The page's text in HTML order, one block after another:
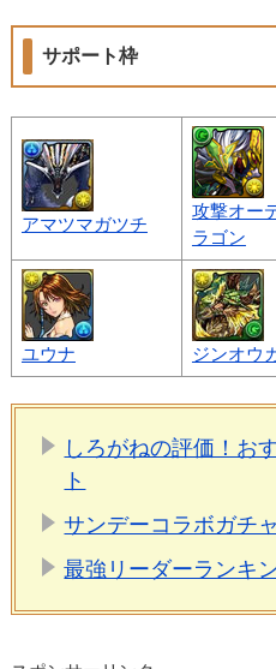
サポート枠
アマツマガツチ
攻撃オー
ラゴン
ユウナ ジンオウ
しろがねの評価！お
ト
サンデーコラボガチ
最強リーダーランキ